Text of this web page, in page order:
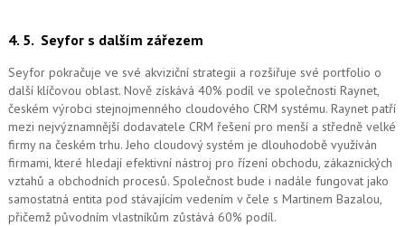
4. 5. Seyfor s dalším zářezem
Seyfor pokračuje ve své akviziční strategii a rozšiřuje své portfolio o
další klíčovou oblast. Nově získává 40% podíl ve společnosti Raynet,
českém výrobci stejnojmenného cloudového CRM systému. Raynet patří
mezi nejvýznamnější dodavatele CRM řešení pro menší a středně velké
firmy na českém trhu. Jeho cloudový systém je dlouhodobě využíván
firmami, které hledají efektivní nástroj pro řízení obchodu, zákaznických
vztahů a obchodních procesů. Společnost bude i nadále fungovat jako
samostatná entita pod stávajícím vedením v čele s Martinem Bazalou,
přičemž původním vlastníkům zůstává 60% podíl.